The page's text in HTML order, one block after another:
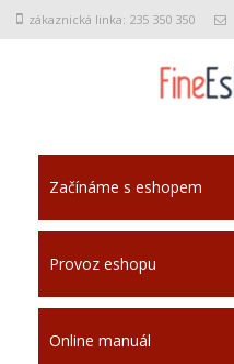
zákaznická linka: 235 350 350
Začínáme s eshopem
Provoz eshopu
Online manuál